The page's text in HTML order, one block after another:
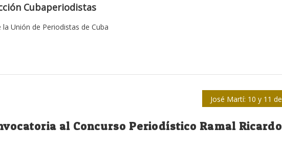
Cubaperiodistas
la Unión de Periodistas de Cuba
al Concurso Periodístico Ramal Ricardo